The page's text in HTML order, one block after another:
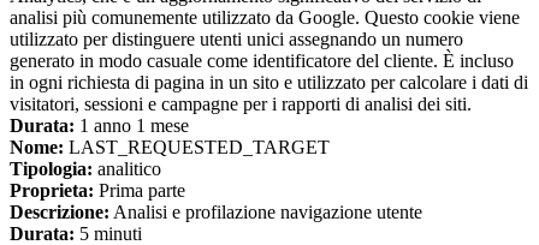
analisi più comunemente utilizzato da Google. Questo cookie viene
utilizzato per distinguere utenti unici assegnando un numero
generato in modo casuale come identificatore del cliente. È incluso
in ogni richiesta di pagina in un sito e utilizzato per calcolare i dati di
visitatori, sessioni e campagne per i rapporti di analisi dei siti.
Durata: 1 anno 1 mese
Nome: LAST_REQUESTED_TARGET
Tipologia: analitico
Proprieta: Prima parte
Descrizione: Analisi e profilazione navigazione utente
Durata: 5 minuti